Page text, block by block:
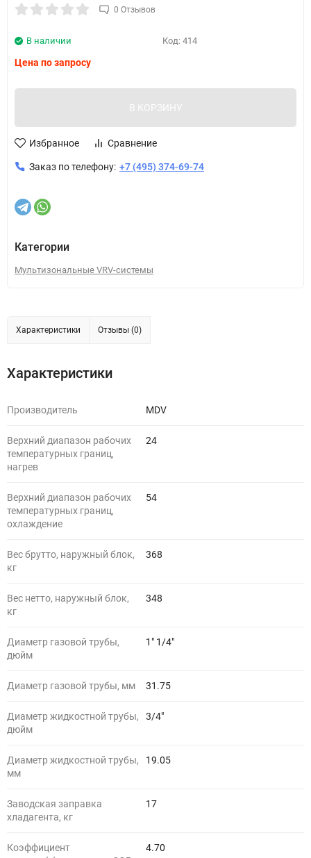
0 Отзывов
Код: 414
В наличии
Цена по запросу
В КОРЗИНУ
Избранное Сравнение
Заказ по телефону: +7 (495) 374-69-74
Категории
Мультизональные VRV-системы
Характеристики Отзывы (0)
Характеристики
Производитель MDV
Верхний диапазон рабочих
температурных границ,
нагрев
24
Верхний диапазон рабочих
температурных границ,
охлаждение
54
Вес брутто, наружный блок,
кг
368
Вес нетто, наружный блок,
кг
348
Диаметр газовой трубы,
дюйм
1" 1/4"
Диаметр газовой трубы, мм 31.75
Диаметр жидкостной трубы,
дюйм
3/4"
Диаметр жидкостной трубы,
мм
19.05
Заводская заправка
хладагента, кг
17
Коэффициент
4.70